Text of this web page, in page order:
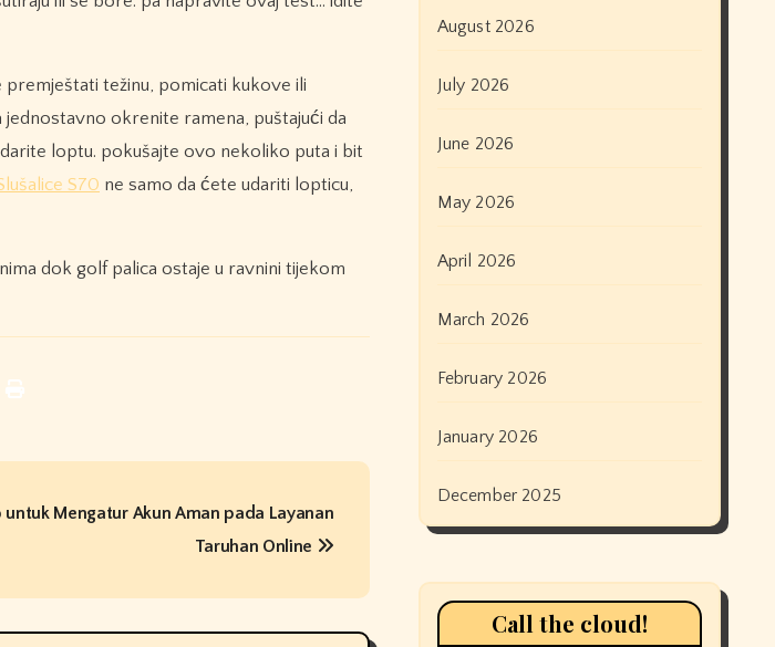
težinu, pomicati kukove ili
okrenite ramena, puštajući da
loptu. pokušajte ovo nekoliko puta i bit
S70 ne samo da ćete udariti lopticu,
dok golf palica ostaje u ravnini tijekom
untuk Mengatur Akun Aman pada Layanan
Taruhan Online
August 2026
July 2026
June 2026
May 2026
April 2026
March 2026
February 2026
January 2026
December 2025
Call the cloud!